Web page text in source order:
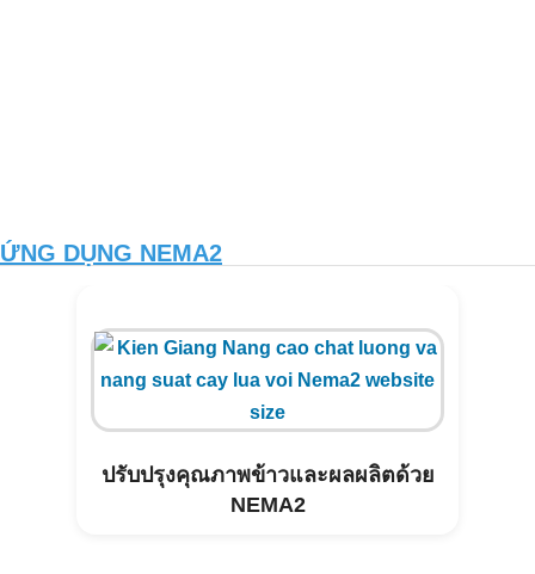
ỨNG DỤNG NEMA2
ปรับปรุงคุณภาพข้าวและผลผลิตด้วย
NEMA2